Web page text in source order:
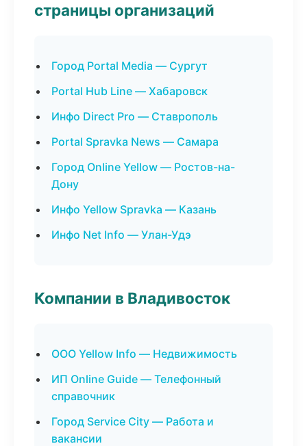
страницы организаций
Город Portal Media — Сургут
Portal Hub Line — Хабаровск
Инфо Direct Pro — Ставрополь
Portal Spravka News — Самара
Город Online Yellow — Ростов-на-
Дону
Инфо Yellow Spravka — Казань
Инфо Net Info — Улан-Удэ
Компании в Владивосток
ООО Yellow Info — Недвижимость
ИП Online Guide — Телефонный
справочник
Город Service City — Работа и
вакансии